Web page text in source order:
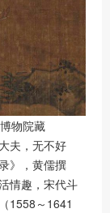
物院藏
夫，无不好
》，黄儒撰
情趣，宋代斗
1558～1641